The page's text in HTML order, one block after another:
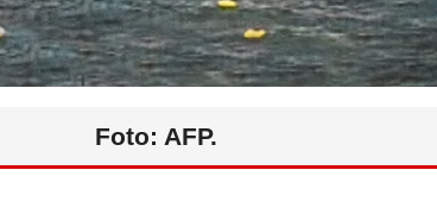
Foto: AFP.